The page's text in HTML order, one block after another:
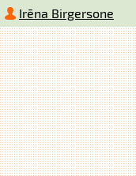
Irēna Birgersone